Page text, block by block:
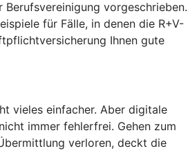
vorgeschrieben.
für Fälle, in denen die R+V-
Ihnen gute
vieles einfacher. Aber digitale
immer fehlerfrei. Gehen zum
verloren, deckt die